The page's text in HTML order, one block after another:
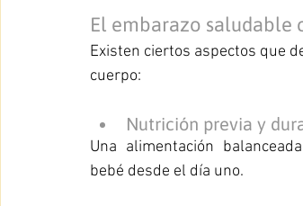
El embarazo saludable
Existen ciertos aspectos que
cuerpo:
Nutrición previa y
Una alimentación
bebé desde el día uno.